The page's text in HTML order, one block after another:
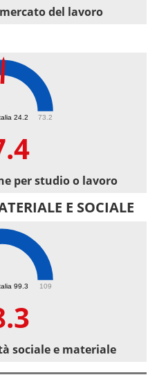
del lavoro
24.2 73.2
per studio o lavoro
E SOCIALE
99.3 109
sociale e materiale